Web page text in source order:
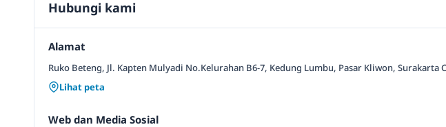
Hubungi kami
Alamat
Ruko Beteng, Jl. Kapten Mulyadi No.Kelurahan B6-7, Kedung Lumbu, Pasar Kliwon, Surakarta
Lihat peta
Web dan Media Sosial